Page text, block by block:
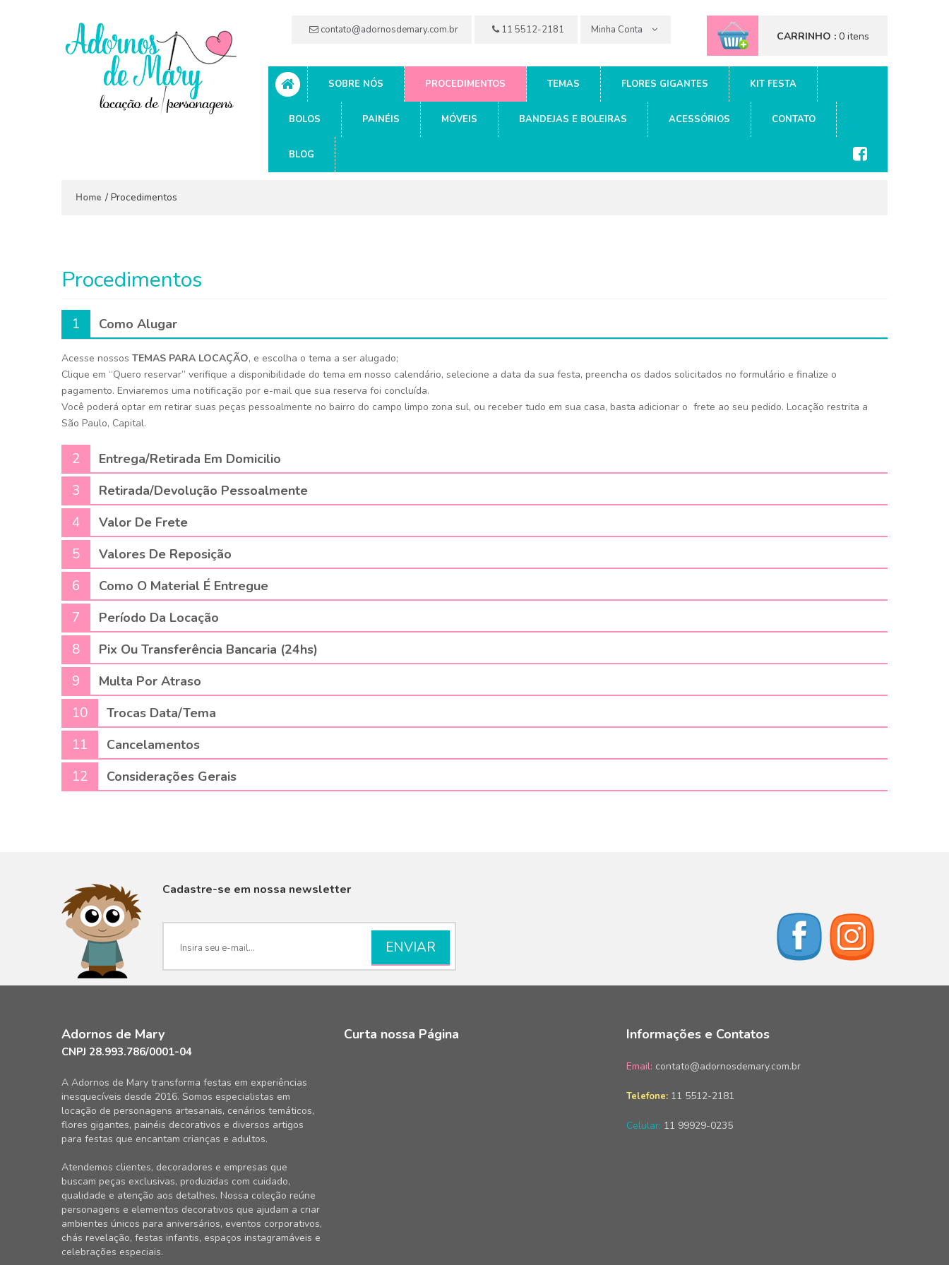
CARRINHO : 0 itens
contato@adornosdemary.com.br 11 5512-2181 Minha Conta
SOBRE NÓS PROCEDIMENTOS TEMAS FLORES GIGANTES KIT FESTA
BOLOS PAINÉIS MÓVEIS BANDEJAS E BOLEIRAS ACESSÓRIOS CONTATO
BLOG
Home / Procedimentos
Procedimentos
1 Como Alugar
Acesse nossos TEMAS PARA LOCAÇÃO, e escolha o tema a ser alugado;
Clique em “Quero reservar” verifique a disponibilidade do tema em nosso calendário, selecione a data da sua festa, preencha os dados solicitados no formulário e finalize o
pagamento. Enviaremos uma notificação por e-mail que sua reserva foi concluída.
Você poderá optar em retirar suas peças pessoalmente no bairro do campo limpo zona sul, ou receber tudo em sua casa, basta adicionar o frete ao seu pedido. Locação restrita a
São Paulo, Capital.
2 Entrega/Retirada Em Domicilio
3 Retirada/devolução Pessoalmente
4 Valor De Frete
5 Valores De Reposição
6 Como O Material É Entregue
7 Período Da Locação
8 Pix Ou Transferência Bancaria (24hs)
9 Multa Por Atraso
10 Trocas Data/Tema
11 Cancelamentos
12 Considerações Gerais
Cadastre-se em nossa newsletter
Adornos de Mary
CNPJ 28.993.786/0001-04
A Adornos de Mary transforma festas em experiências
inesquecíveis desde 2016. Somos especialistas em
locação de personagens artesanais, cenários temáticos,
flores gigantes, painéis decorativos e diversos artigos
para festas que encantam crianças e adultos.
Atendemos clientes, decoradores e empresas que
buscam peças exclusivas, produzidas com cuidado,
qualidade e atenção aos detalhes. Nossa coleção reúne
personagens e elementos decorativos que ajudam a criar
ambientes únicos para aniversários, eventos corporativos,
chás revelação, festas infantis, espaços instagramáveis e
celebrações especiais.
Curta nossa Página Informações e Contatos
Email: contato@adornosdemary.com.br
Telefone: 11 5512-2181
Celular: 11 99929-0235